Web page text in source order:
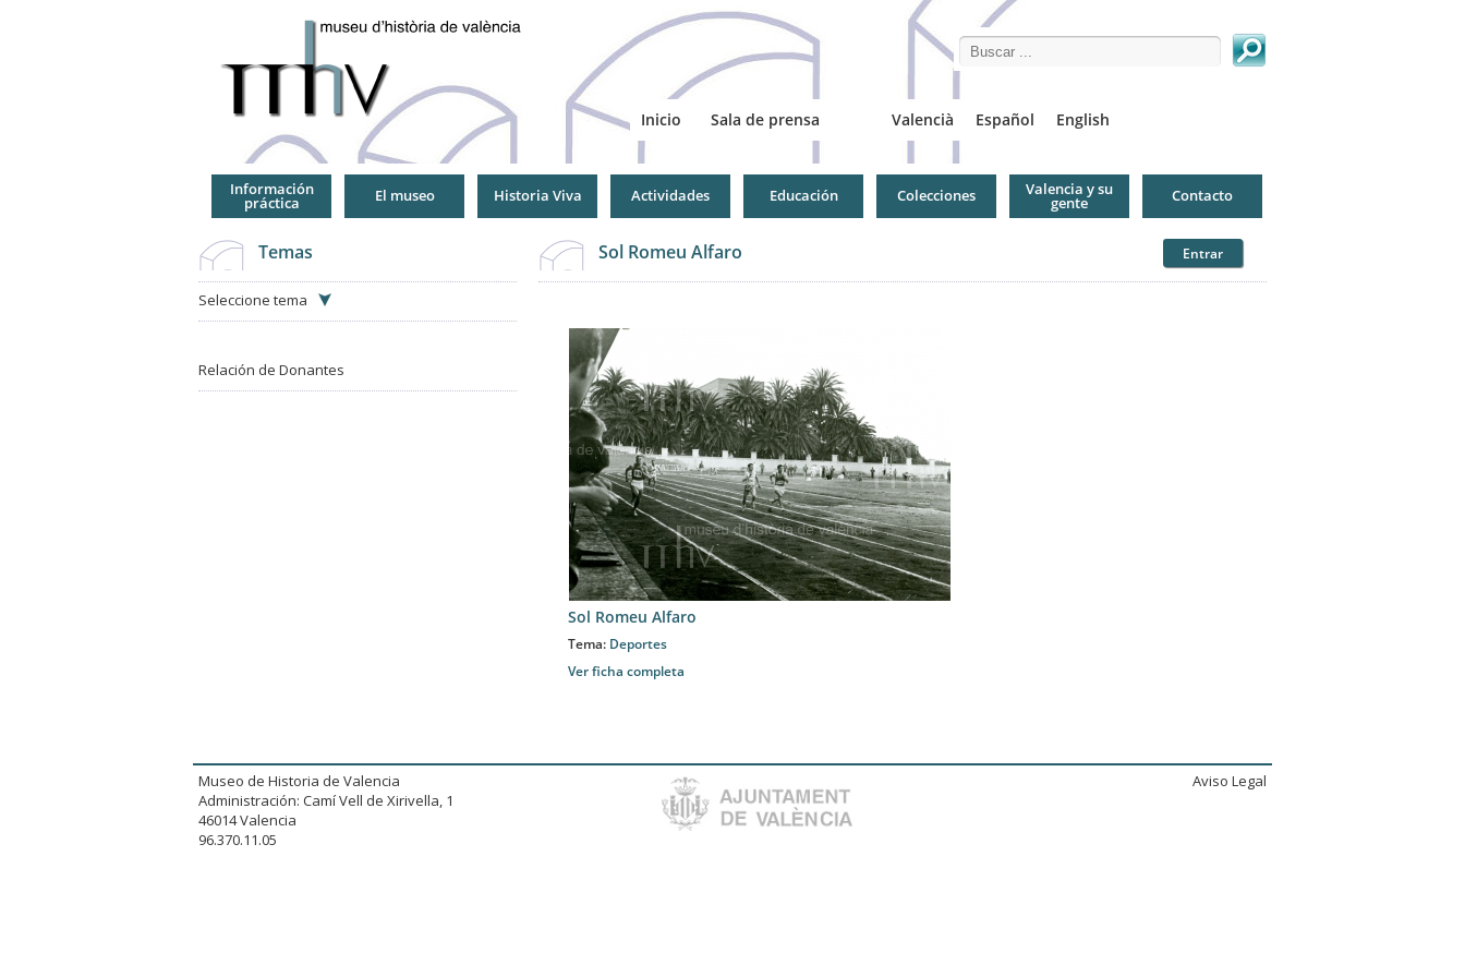
Search this site
Valencià Español English
Inicio Sala de prensa
Información
práctica El museo Historia Viva Actividades Educación Colecciones Valencia y su
gente Contacto
Temas
Seleccione tema
Relación de Donantes
Sol Romeu Alfaro Entrar
Sol Romeu Alfaro
Tema: Deportes
Ver ficha completa
Museo de Historia de Valencia
Administración: Camí Vell de Xirivella, 1
46014 Valencia
96.370.11.05
Aviso Legal